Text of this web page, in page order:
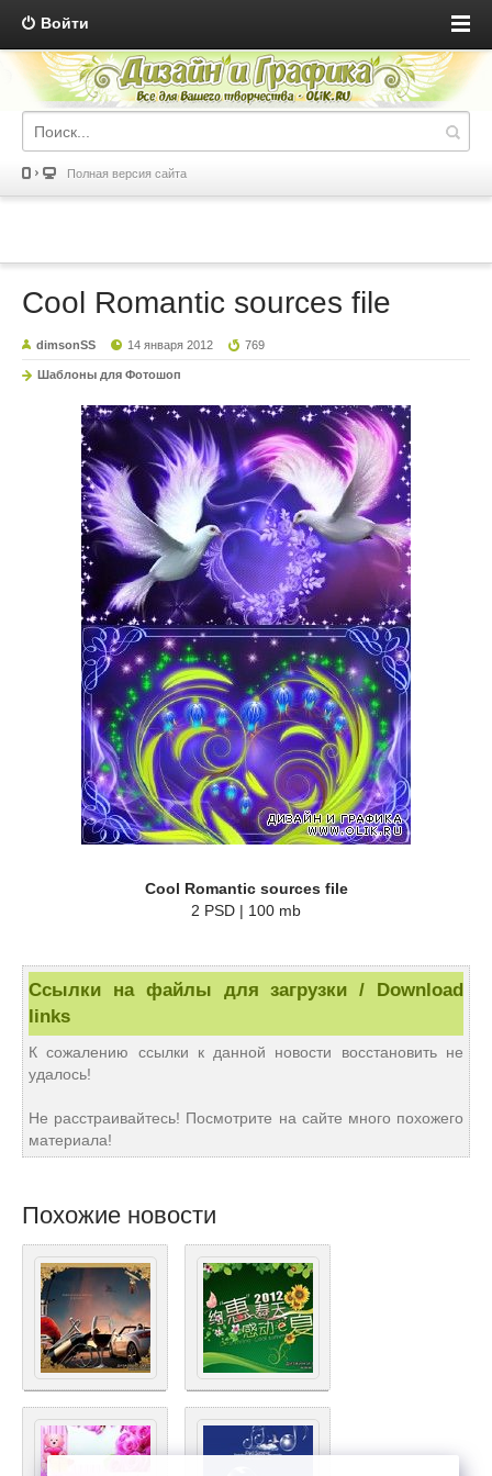
Войти
Полная версия сайта
Cool Romantic sources file
dimsonSS 14 января 2012 769
Шаблоны для Фотошоп
Cool Romantic sources file
2 PSD | 100 mb
Ссылки на файлы для загрузки / Download
links
К сожалению ссылки к данной новости восстановить не
удалось!
Не расстраивайтесь! Посмотрите на сайте много похожего
материала!
Похожие новости